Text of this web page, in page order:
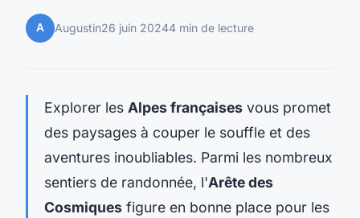
A Augustin26 juin 20244 min de lecture
Explorer les Alpes françaises vous promet
des paysages à couper le souffle et des
aventures inoubliables. Parmi les nombreux
sentiers de randonnée, l'Arête des
Cosmiques figure en bonne place pour les